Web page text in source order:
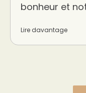
bonheur et
Lire davantage